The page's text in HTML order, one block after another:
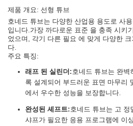
제품 개요: 선형 튜브
호네드 튜브는 다양한 산업용 용도로 사
입니다.가장 까다로운 표준 을 충족 시키
었으며, 각기 다른 필요 에 맞게 다양한
다.
주요 특징:
래프 된 실린더:호네드 튜브는 완벽
록 설계되어 부드러운 표면 마무리
에서 우수한 성능을 보장합니다.
완성된 셰프트:호네드 튜브는 고 정
샤프가 필요한 응용 프로그램에 이